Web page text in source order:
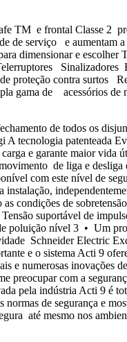
TM e frontal Classe 2
serviço e aumentam a
dimensionar e escolher
Sinalizadores
contra surtos
gama de acessórios
de todos os
A tecnologia
e garante maior vida
de liga e desliga
com este nível de
condições de
Tensão suportável de
poluição nível 3 • Um
Schneider Electric
e o sistema Acti 9
e numerosas inovações
preocupar com a
pela indústria Acti 9 é
de segurança e
até mesmo nos